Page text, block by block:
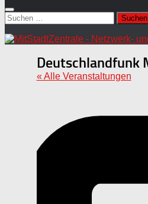
Suchen
nach:
Deutschlandfunk
« Alle Veranstaltungen